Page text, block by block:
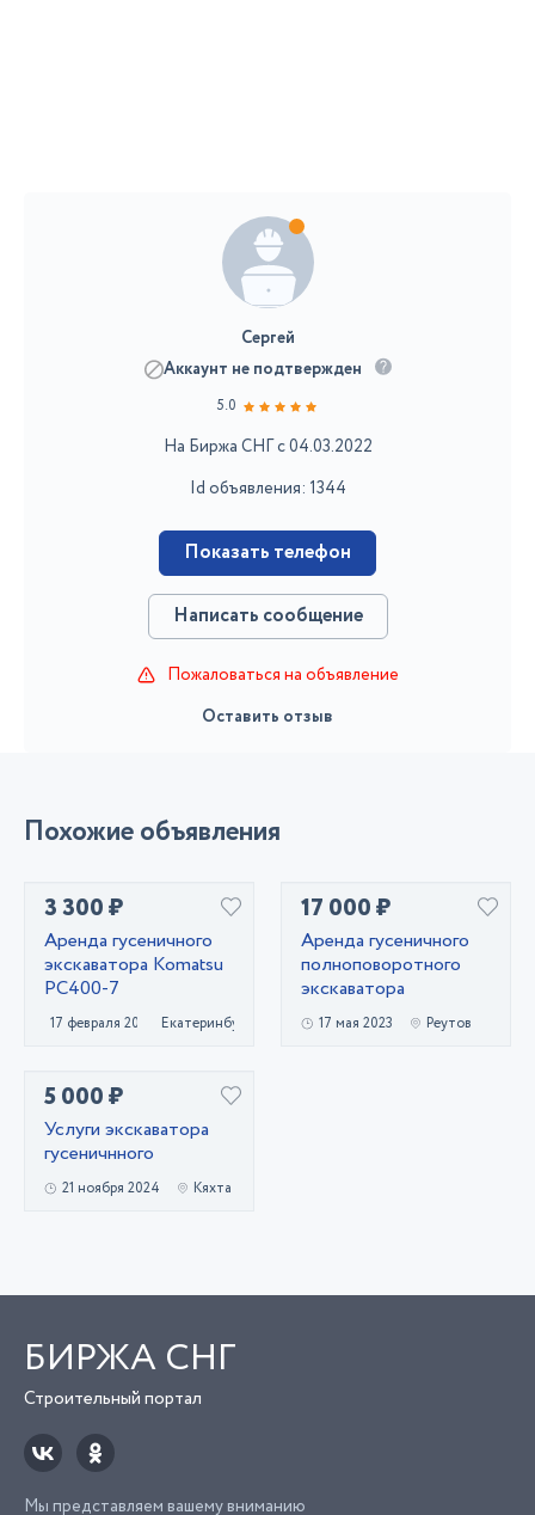
Сергей
Аккаунт не подтвержден
5.0
На Биржа СНГ с 04.03.2022
Id объявления: 1344
Показать телефон
Написать сообщение
Пожаловаться на объявление
Оставить отзыв
Похожие объявления
3 300 ₽
Аренда гусеничного
экскаватора Komatsu
PC400-7
17 февраля 2025 Екатеринбург
17 000 ₽
Аренда гусеничного
полноповоротного
экскаватора
17 мая 2023 Реутов
5 000 ₽
Услуги экскаватора
гусеничнного
21 ноября 2024 Кяхта
БИРЖА СНГ
Строительный портал
Мы представляем вашему вниманию